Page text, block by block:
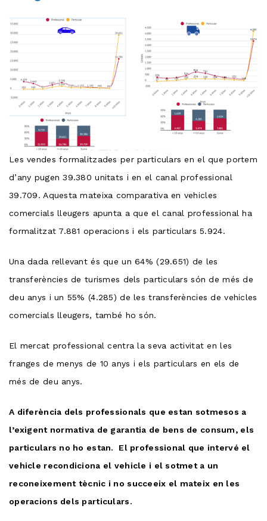
Les vendes formalitzades per particulars en el que portem
d’any pugen 39.380 unitats i en el canal professional
39.709. Aquesta mateixa comparativa en vehicles
comercials lleugers apunta a que el canal professional ha
formalitzat 7.881 operacions i els particulars 5.924.
Una dada rellevant és que un 64% (29.651) de les
transferències de turismes dels particulars són de més de
deu anys i un 55% (4.285) de les transferències de vehicles
comercials lleugers, també ho són.
El mercat professional centra la seva activitat en les
franges de menys de 10 anys i els particulars en els de
més de deu anys.
A diferència dels professionals que estan sotmesos a
l’exigent normativa de garantia de bens de consum, els
particulars no ho estan. El professional que intervé el
vehicle recondiciona el vehicle i el sotmet a un
reconeixement tècnic i no succeeix el mateix en les
operacions dels particulars.